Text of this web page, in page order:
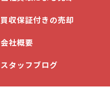
買収保証付きの売却
会社概要
スタッフブログ